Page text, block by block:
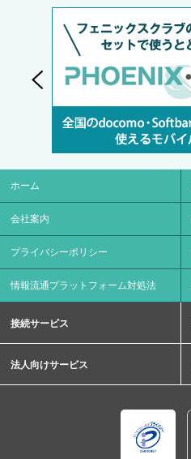
ホーム
会社案内
プライバシーポリシー
情報流通プラットフォーム対処法
接続サービス
法人向けサービス